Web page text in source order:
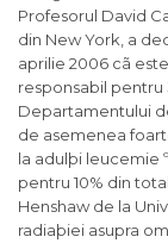
Profesorul David
din New York, a
aprilie 2006 cã
responsabil pentru
Departamentului
de asemenea
la adulþi leucemie
pentru 10% din
Henshaw de la
radiaþiei asupra